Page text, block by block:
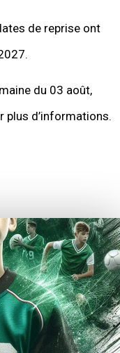
de reprise ont
du 03 août,
plus d’informations.